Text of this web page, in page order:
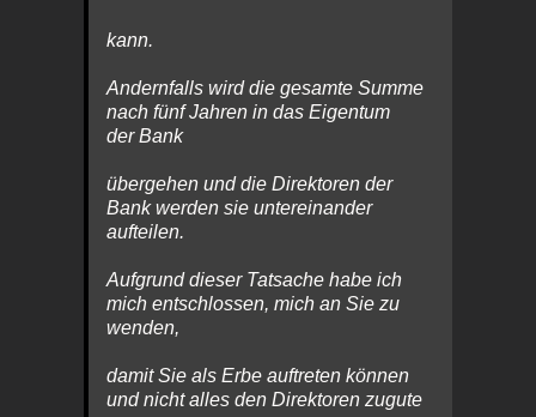
kann.
Andernfalls wird die gesamte Summe
nach fünf Jahren in das Eigentum
der Bank
übergehen und die Direktoren der
Bank werden sie untereinander
aufteilen.
Aufgrund dieser Tatsache habe ich
mich entschlossen, mich an Sie zu
wenden,
damit Sie als Erbe auftreten können
und nicht alles den Direktoren zugute